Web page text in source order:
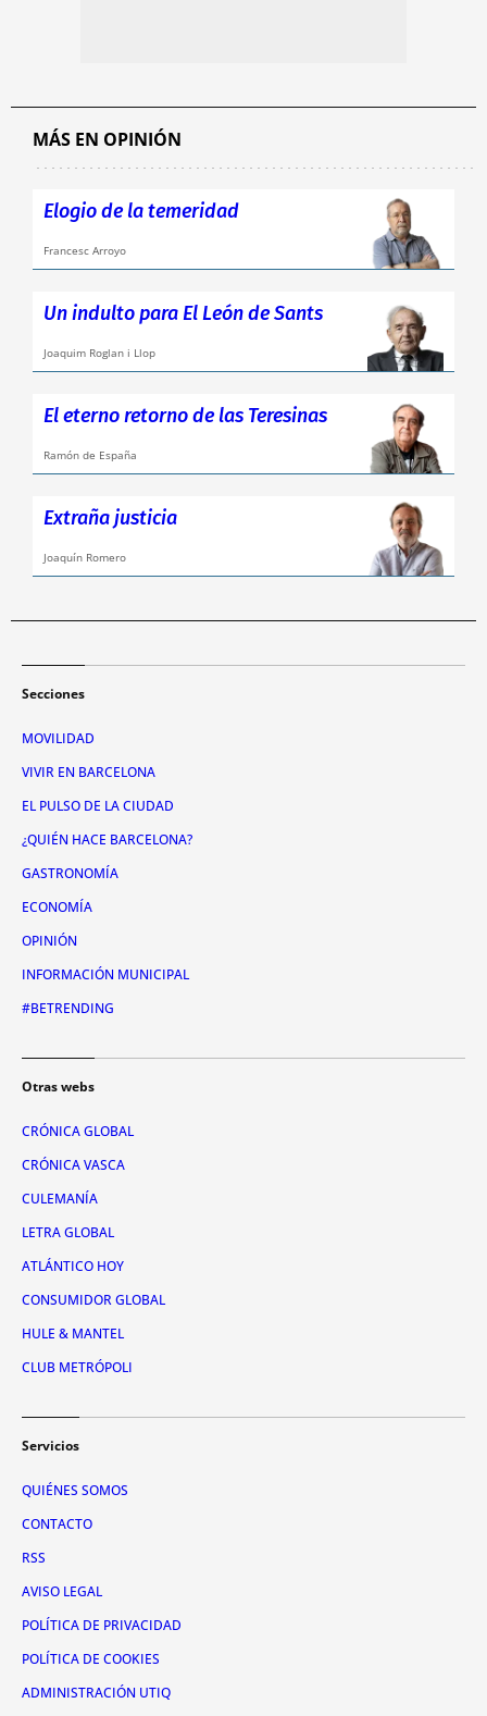
MÁS EN OPINIÓN
Elogio de la temeridad
Francesc Arroyo
Un indulto para El León de Sants
Joaquim Roglan i Llop
El eterno retorno de las Teresinas
Ramón de España
Extraña justicia
Joaquín Romero
Secciones
MOVILIDAD
VIVIR EN BARCELONA
EL PULSO DE LA CIUDAD
¿QUIÉN HACE BARCELONA?
GASTRONOMÍA
ECONOMÍA
OPINIÓN
INFORMACIÓN MUNICIPAL
#BETRENDING
Otras webs
CRÓNICA GLOBAL
CRÓNICA VASCA
CULEMANÍA
LETRA GLOBAL
ATLÁNTICO HOY
CONSUMIDOR GLOBAL
HULE & MANTEL
CLUB METRÓPOLI
Servicios
QUIÉNES SOMOS
CONTACTO
RSS
AVISO LEGAL
POLÍTICA DE PRIVACIDAD
POLÍTICA DE COOKIES
ADMINISTRACIÓN UTIQ